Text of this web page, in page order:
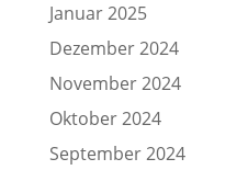
Januar 2025
Dezember 2024
November 2024
Oktober 2024
September 2024